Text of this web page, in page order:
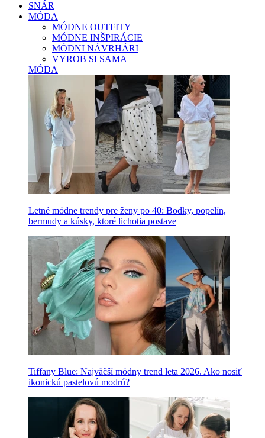
SNÁR
MÓDA
MÓDNE OUTFITY
MÓDNE INŠPIRÁCIE
MÓDNI NÁVRHÁRI
VYROB SI SAMA
MÓDA
Letné módne trendy pre ženy po 40: Bodky, popelín,
bermudy a kúsky, ktoré lichotia postave
Tiffany Blue: Najväčší módny trend leta 2026. Ako nosiť
ikonickú pastelovú modrú?